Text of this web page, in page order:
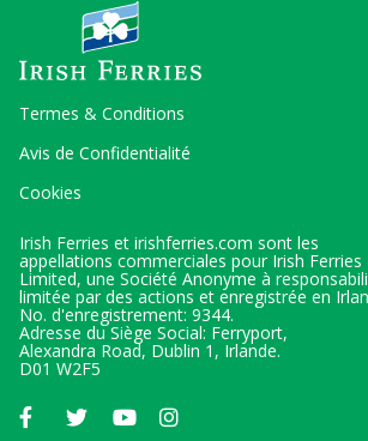
Termes & Conditions
Avis de Confidentialité
Cookies
Irish Ferries et irishferries.com sont les
appellations commerciales pour Irish Ferries
Limited, une Société Anonyme à
limitée par des actions et enregistrée en
No. d'enregistrement: 9344.
Adresse du Siège Social: Ferryport,
Alexandra Road, Dublin 1, Irlande.
D01 W2F5